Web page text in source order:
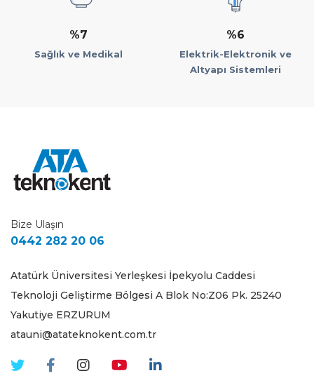
%7
Sağlık ve Medikal
%6
Elektrik-Elektronik ve
Altyapı Sistemleri
Bize Ulaşın
0442 282 20 06
Atatürk Üniversitesi Yerleşkesi İpekyolu Caddesi
Teknoloji Geliştirme Bölgesi A Blok No:Z06 Pk. 25240
Yakutiye ERZURUM
atauni@atateknokent.com.tr